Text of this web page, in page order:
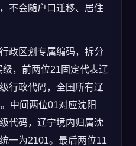
不会随户口迁移、居住
政区划专属编码，拆分
，前两位21固定代表辽
行政代码，全国所有辽
中间两位01对应沈阳
代码，辽宁境内归属沈
一为2101。最后两位11